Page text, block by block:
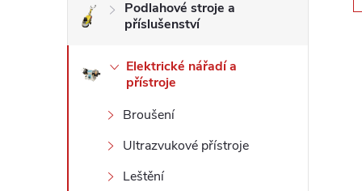
p
Podlahové stroje a
příslušenství
Elektrické nářadí a
přístroje
Broušení
Ultrazvukové přístroje
Leštění